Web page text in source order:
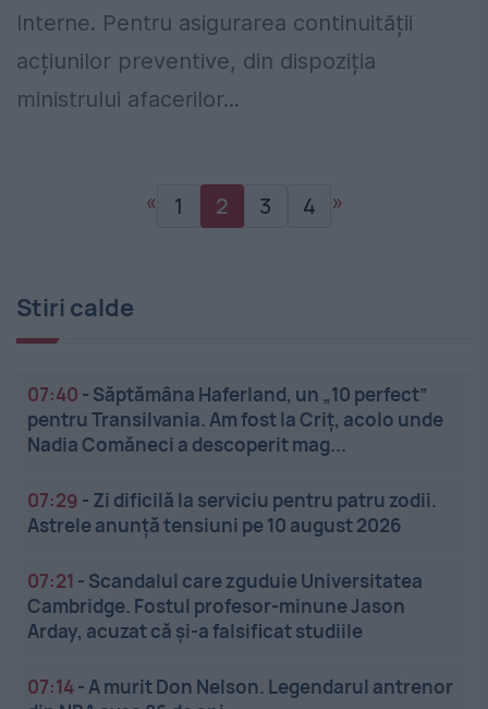
Interne. Pentru asigurarea continuității
acțiunilor preventive, din dispoziția
ministrului afacerilor...
« 1 2 3 4 »
Stiri calde
07:40 - Săptămâna Haferland, un „10 perfect”
pentru Transilvania. Am fost la Criț, acolo unde
Nadia Comăneci a descoperit mag...
07:29 - Zi dificilă la serviciu pentru patru zodii.
Astrele anunță tensiuni pe 10 august 2026
07:21 - Scandalul care zguduie Universitatea
Cambridge. Fostul profesor-minune Jason
Arday, acuzat că și-a falsificat studiile
07:14-A murit Don Nelson. Legendarul antrenor